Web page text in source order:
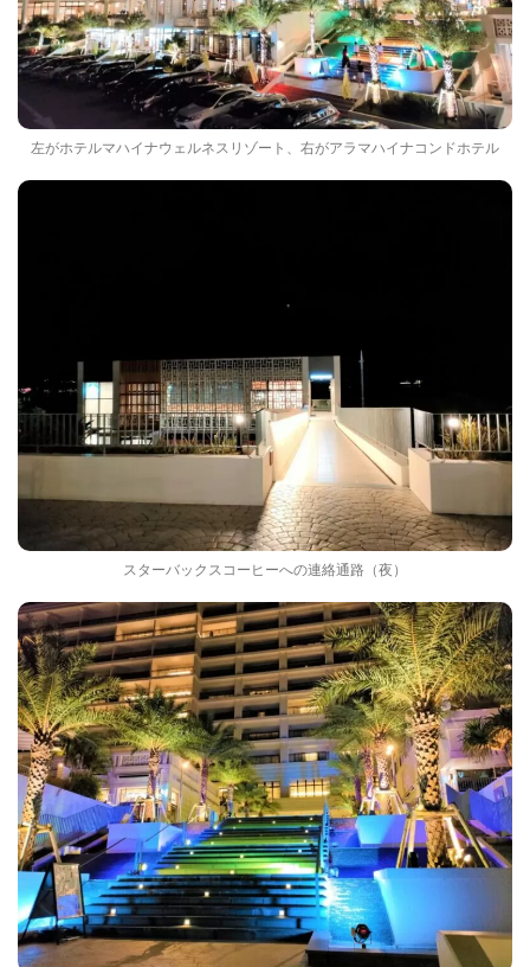
左がホテルマハイナウェルネスリゾート、右がアラマハイナコンドホテル
スターバックスコーヒーへの連絡通路（夜）